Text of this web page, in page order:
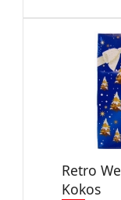
Retro
Kokos